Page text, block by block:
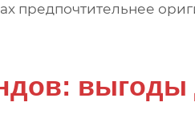
предпочтительнее
выгоды